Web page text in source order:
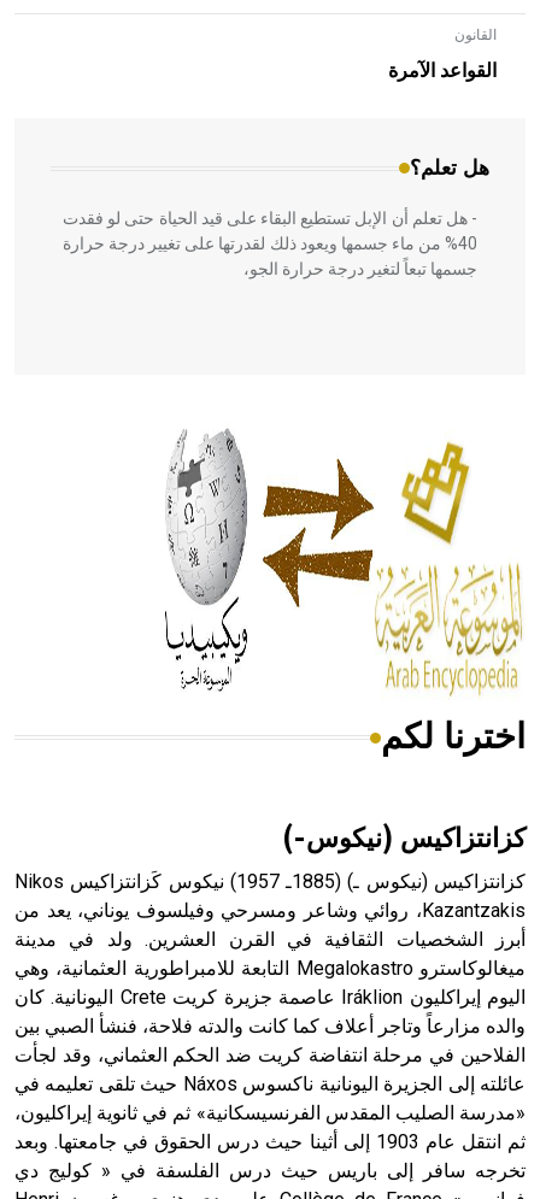
القانون
القواعد الآمرة
هل تعلم؟
- هل تعلم أن الأبلق نوع من الفنون الهندسية التي ارتبطت
بالعمارة الإسلامية في بلاد الشام ومصر خاصة، حيث يحرص
المعمار على بناء مداميكه وخاصة في الواجهات
- هل تعلم أن الإبل تستطيع البقاء على قيد الحياة حتى لو فقدت
40% من ماء جسمها ويعود ذلك لقدرتها على تغيير درجة حرارة
جسمها تبعاً لتغير درجة حرارة الجو،
الحكم، الأدلة، تنظيم التغذية، ورسالته في جروح الرأس. ويعود
له الفضل بأنه حرر الطب من الدين والفلسفة.
- هل تعلم أن المرجان إفراز حيواني يتكون في البحر ويتركب
من مادة كربونات الكلسيوم، وهو أحمر أو شديد الحمرة وهو
أجود أنواعه، ويمتاز بكبر الحجم ويسمى الش
هل تعلم أن الأبسيد كلمة فرنسية اللفظ تم اعتمادها مصطلحاً
- هل تعلم أن أبجر Abgar اسم معروف جيداً يعود إلى عدد من
الملوك الذين حكموا مدينة إديسا (الرها) من أبجر الأول وحتى
التاسع، وهم ينتسبون إلى أسرة أوسروين
- هل تعلم أن الأبجدية الكنعانية تتألف من /22/ علامة كتابية
sign تكتب منفصلة غير متصلة، وتعتمد المبدأ الأكوروفوني،
حيث تقتصر القيمة الصوتية للعلامة الك
اخترنا لكم
كزانتزاكيس (نيكوس-)
كزانتزاكيس (نيكوس ـ) (1885ـ 1957) نيكوس كَزانتزاكيس Nikos
Kazantzakis، روائي وشاعر ومسرحي وفيلسوف يوناني، يعد من
أبرز الشخصيات الثقافية في القرن العشرين. ولد في مدينة
ميغالوكاسترو Megalokastro التابعة للامبراطورية العثمانية، وهي
اليوم إيراكليون Iráklion عاصمة جزيرة كريت Crete اليونانية. كان
والده مزارعاً وتاجر أعلاف كما كانت والدته فلاحة، فنشأ الصبي بين
الفلاحين في مرحلة انتفاضة كريت ضد الحكم العثماني، وقد لجأت
عائلته إلى الجزيرة اليونانية ناكسوس Náxos حيث تلقى تعليمه في
«مدرسة الصليب المقدس الفرنسيسكانية» ثم في ثانوية إيراكليون،
ثم انتقل عام 1903 إلى أثينا حيث درس الحقوق في جامعتها. وبعد
تخرجه سافر إلى باريس حيث درس الفلسفة في « كوليج دي